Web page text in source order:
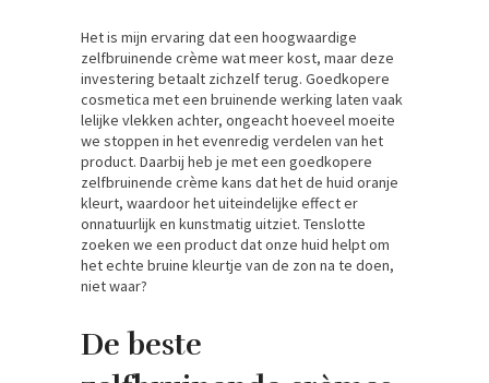
Het is mijn ervaring dat een hoogwaardige
zelfbruinende crème wat meer kost, maar deze
investering betaalt zichzelf terug. Goedkopere
cosmetica met een bruinende werking laten vaak
lelijke vlekken achter, ongeacht hoeveel moeite
we stoppen in het evenredig verdelen van het
product. Daarbij heb je met een goedkopere
zelfbruinende crème kans dat het de huid oranje
kleurt, waardoor het uiteindelijke effect er
onnatuurlijk en kunstmatig uitziet. Tenslotte
zoeken we een product dat onze huid helpt om
het echte bruine kleurtje van de zon na te doen,
niet waar?
De beste